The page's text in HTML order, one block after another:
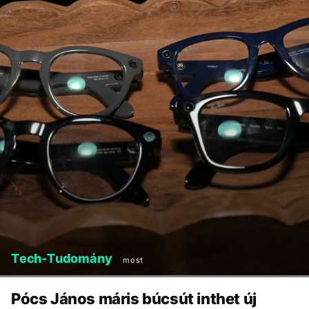
Tech-Tudomány most
Pócs János máris búcsút inthet új